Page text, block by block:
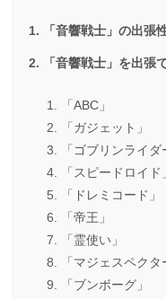
「音響戦士」の出張
「音響戦士」を出張
「ABC」
「ガジェット」
「ゴブリンライダ
「スピードロイド
「ドレミコード」
「帝王」
「霊使い」
「マジェスペクタ
「ブンボーグ」